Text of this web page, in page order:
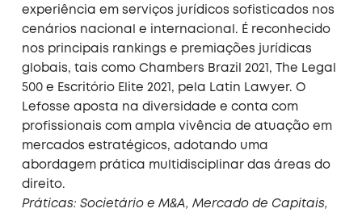
experiência em serviços jurídicos sofisticados nos
cenários nacional e internacional. É reconhecido
nos principais rankings e premiações jurídicas
globais, tais como Chambers Brazil 2021, The Legal
500 e Escritório Elite 2021, pela Latin Lawyer. O
Lefosse aposta na diversidade e conta com
profissionais com ampla vivência de atuação em
mercados estratégicos, adotando uma
abordagem prática multidisciplinar das áreas do
direito.
Práticas: Societário e M&A, Mercado de Capitais,